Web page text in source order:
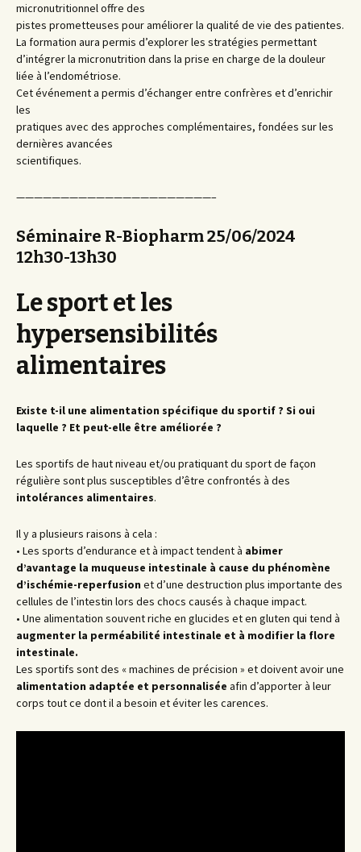
micronutritionnel offre des
pistes prometteuses pour améliorer la qualité de vie des patientes.
La formation aura permis d’explorer les stratégies permettant
d’intégrer la micronutrition dans la prise en charge de la douleur
liée à l’endométriose.
Cet événement a permis d’échanger entre confrères et d’enrichir
les
pratiques avec des approches complémentaires, fondées sur les
dernières avancées
scientifiques.
——————————————————————–
Séminaire R-Biopharm25/06/2024
12h30-13h30
Le sport et les
hypersensibilités
alimentaires
Existe t-il une alimentation spécifique du sportif ? Si oui
laquelle ? Et peut-elle être améliorée ?
Les sportifs de haut niveau et/ou pratiquant du sport de façon
régulière sont plus susceptibles d’être confrontés à des
intolérances alimentaires.
Il y a plusieurs raisons à cela :
• Les sports d’endurance et à impact tendent à abimer
d’avantage la muqueuse intestinale à cause du phénomène
d’ischémie-reperfusion et d’une destruction plus importante des
cellules de l’intestin lors des chocs causés à chaque impact.
• Une alimentation souvent riche en glucides et en gluten qui tend à
augmenter la perméabilité intestinale et à modifier la flore
intestinale.
Les sportifs sont des « machines de précision » et doivent avoir une
alimentation adaptée et personnalisée afin d’apporter à leur
corps tout ce dont il a besoin et éviter les carences.